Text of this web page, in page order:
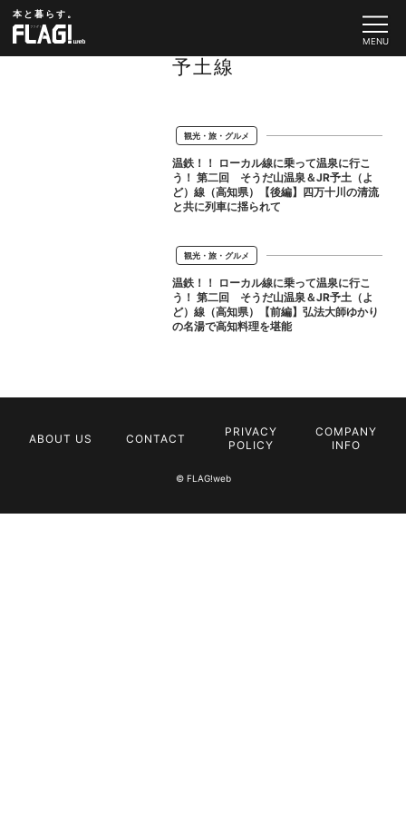
本と暮らす。
予土線
観光・旅・グルメ
温鉄！！ ローカル線に乗って温泉に行こ
う！ 第二回 そうだ山温泉＆JR予土（よ
ど）線（高知県）【後編】四万十川の清流
と共に列車に揺られて
観光・旅・グルメ
温鉄！！ ローカル線に乗って温泉に行こ
う！ 第二回 そうだ山温泉＆JR予土（よ
ど）線（高知県）【前編】弘法大師ゆかり
の名湯で高知料理を堪能
ABOUT US CONTACT
PRIVACY
POLICY
COMPANY
INFO
© FLAG!web